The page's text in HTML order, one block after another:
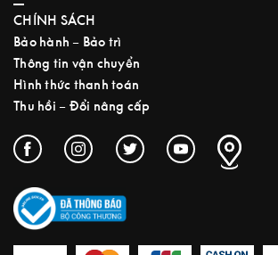
CHÍNH SÁCH
Bảo hành – Bảo trì
Thông tin vận chuyển
Hình thức thanh toán
Thu hồi – Đổi nâng cấp